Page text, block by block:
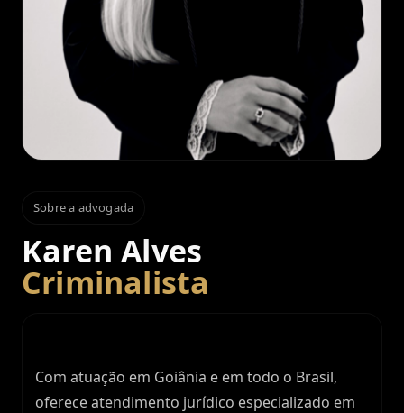
Sobre a advogada
Karen Alves
Criminalista
Com atuação em Goiânia e em todo o Brasil,
oferece atendimento jurídico especializado em